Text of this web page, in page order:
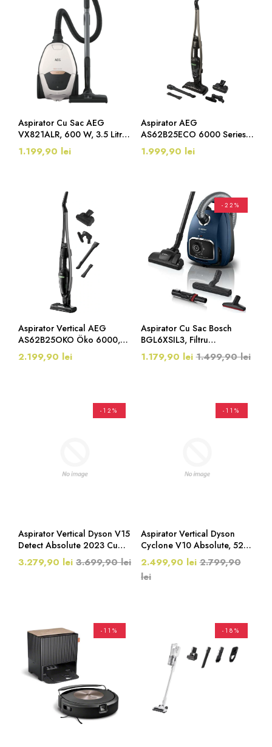
Aspirator Cu Sac AEG
VX821ALR, 600 W, 3.5 Litri,
Soft White
1.199,90 lei
Aspirator AEG
AS62B25ECO 6000 Series,
25.2 V, 40 Min, Negru
1.999,90 lei
Aspirator Vertical AEG
AS62B25OKO Öko 6000,
40 Min, 25.2 V, 0.3 Litri,
Negru
2.199,90 lei
-22%
Aspirator Cu Sac Bosch
BGL6XSIL3, Filtru
UltraAllergy, 600 W, 4 Litri,
Albastru
1.179,90 lei 1.499,90 lei
-12%
Aspirator Vertical Dyson V15
Detect Absolute 2023 Cu
Iluminare , 660 W, Ecran
LCD, 0.77l, Autonomie 60
3.279,90 lei 3.699,90 lei
-11%
Aspirator Vertical Dyson
Cyclone V10 Absolute, 525
W, 29.4V, 0.76 L,
Autonomie 60 Min,
Gri/Portocaliu
2.499,90 lei 2.799,90
lei
-11% -18%